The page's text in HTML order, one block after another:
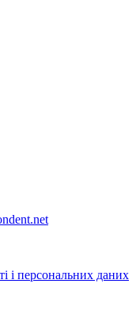
і персональних даних